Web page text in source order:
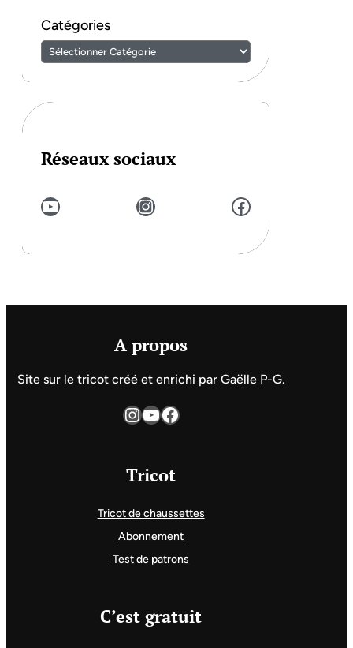
Catégories
Réseaux sociaux
YouTube Instagram Facebook
A propos
Site sur le tricot créé et enrichi par Gaëlle P-G.
InstagramYouTube Facebook
Tricot
Tricot de chaussettes
Abonnement
Test de patrons
C’est gratuit